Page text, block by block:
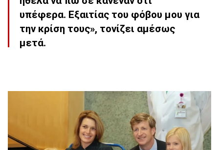
υπέφερα. Εξαιτίας του φόβου μου για
την κρίση τους», τονίζει αμέσως
μετά.